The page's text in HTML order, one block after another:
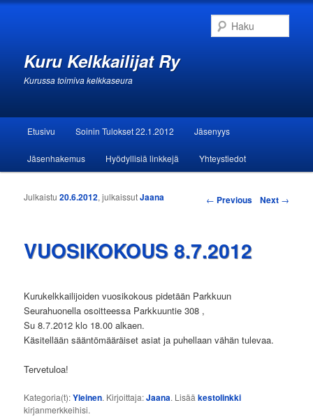
Kuru Kelkkailijat Ry
Kurussa toimiva kelkkaseura
Siirry sisältöön
Siirry toissijaiseen sisältöön
Etusivu Soinin Tulokset 22.1.2012 Jäsenyys
Jäsenhakemus Hyödyllisiä linkkejä Yhteystiedot
Artikkelien selaus ← Previous Next →
VUOSIKOKOUS 8.7.2012
Julkaistu20.6.2012, julkaissutJaana
Kurukelkkailijoiden vuosikokous pidetään Parkkuun
Seurahuonella osoitteessa Parkkuuntie 308 ,
Su 8.7.2012 klo 18.00 alkaen.
Käsitellään sääntömääräiset asiat ja puhellaan vähän tulevaa.
Tervetuloa!
Kategoria(t):Yleinen. Kirjoittaja:Jaana. Lisääkestolinkki
kirjanmerkkeihisi.